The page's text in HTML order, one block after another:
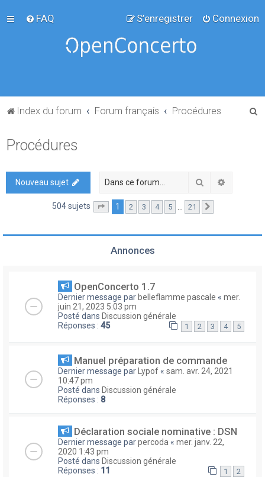
FAQ Connexion
S’enregistrer
Index du forum Forum français Procédures
Procédures
Nouveau sujet Rechercher
504 sujets Page sur21
1 2 3 4 5 … 21
Annonces
OpenConcerto 1.7
Dernier message par belleflamme pascale « mer.
juin 21, 2023 5:03 pm
Posté dans Discussion générale
Réponses : 45 1 2 3 4 5
Manuel préparation de commande
Dernier message par Lypof « sam. avr. 24, 2021
10:47 pm
Posté dans Discussion générale
Réponses : 8
Déclaration sociale nominative : DSN
Dernier message parpercoda « mer. janv. 22,
2020 1:43 pm
Posté dans Discussion générale
Réponses : 11 1 2